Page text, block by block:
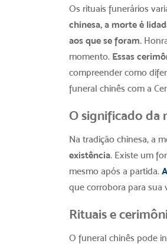
Os rituais funerários
chinesa, a morte é
aos que se foram.
momento. Essas
compreender como
funeral chinês com a
O significado da
Na tradição chinesa, a
existência. Existe um
mesmo após a partida.
que corrobora para sua
Rituais e
O funeral chinês pode